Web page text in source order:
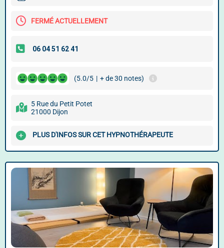
FERMÉ ACTUELLEMENT
(5.0/5 | + de 30 notes)
5 Rue du Petit Potet
21000 Dijon
PLUS D'INFOS SUR CET HYPNOTHÉRAPEUTE